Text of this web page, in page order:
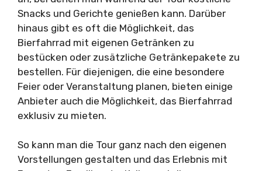
Snacks und Gerichte genießen kann. Darüber
hinaus gibt es oft die Möglichkeit, das
Bierfahrrad mit eigenen Getränken zu
bestücken oder zusätzliche Getränkepakete zu
bestellen. Für diejenigen, die eine besondere
Feier oder Veranstaltung planen, bieten einige
Anbieter auch die Möglichkeit, das Bierfahrrad
exklusiv zu mieten.
So kann man die Tour ganz nach den eigenen
Vorstellungen gestalten und das Erlebnis mit